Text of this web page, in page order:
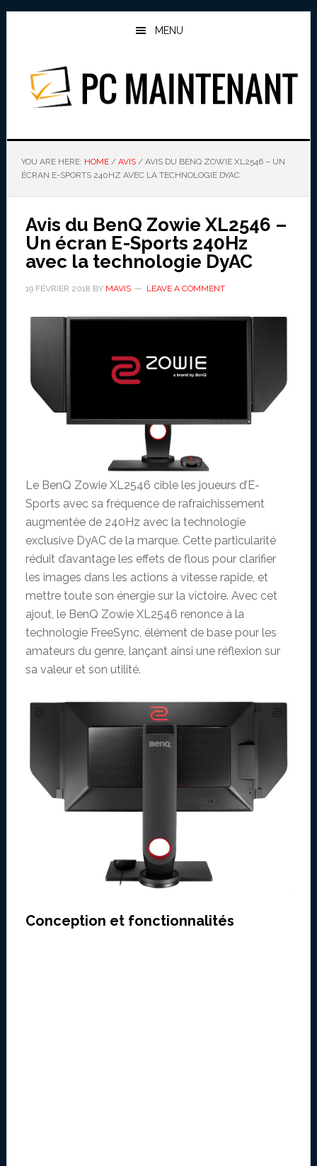
Skip
Skip
MENU
PC MAINTENANT
YOU ARE HERE: HOME / AVIS /AVIS DU BENQ ZOWIE XL2546 – UN
ÉCRAN E-SPORTS 240HZ AVEC LA TECHNOLOGIE DYAC
Avis du BenQ Zowie XL2546 –
Un écran E-Sports 240Hz
avec la technologie DyAC
19 FÉVRIER 2018 BY MAVIS LEAVE A COMMENT
Le BenQ Zowie XL2546 cible les joueurs d’E-
Sports avec sa fréquence de rafraichissement
augmentée de 240Hz avec la technologie
exclusive DyAC de la marque. Cette particularité
réduit d’avantage les effets de flous pour clarifier
les images dans les actions à vitesse rapide, et
mettre toute son énergie sur la victoire. Avec cet
ajout, le BenQ Zowie XL2546 renonce à la
technologie FreeSync, élément de base pour les
amateurs du genre, lançant ainsi une réflexion sur
sa valeur et son utilité.
Conception et fonctionnalités